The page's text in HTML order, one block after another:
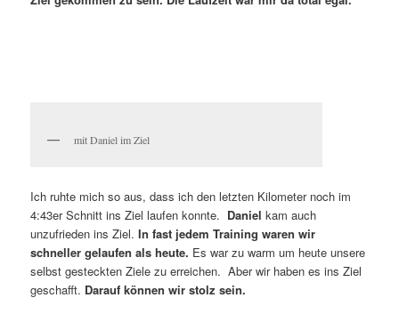
mit Daniel im Ziel
Ich ruhte mich so aus, dass ich den letzten Kilometer noch im
4:43er Schnitt ins Ziel laufen konnte. Daniel kam auch
unzufrieden ins Ziel.In fast jedem Training waren wir
schneller gelaufen als heute. Es war zu warm um heute unsere
selbst gesteckten Ziele zu erreichen. Aber wir haben es ins Ziel
geschafft. Darauf können wir stolz sein.